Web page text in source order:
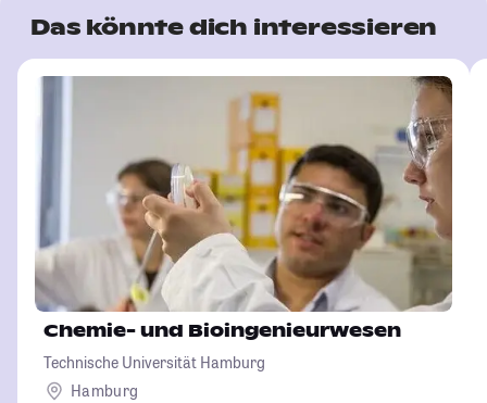
Das könnte dich interessieren
Chemie- und Bioingenieurwesen
Technische Universität Hamburg
Hamburg